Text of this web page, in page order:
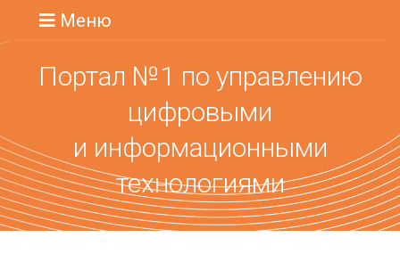
Меню
Портал №1 по управлению
цифровыми
и информационными
технологиями